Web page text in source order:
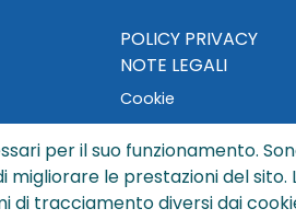
POLICY PRIVACY
NOTE LEGALI
Cookie
2024 by Sisters S.r.l. -
- R.I. BO - N. REA 429992 -
per il suo funzionamento.
migliorare le prestazioni del
di tracciamento diversi dai